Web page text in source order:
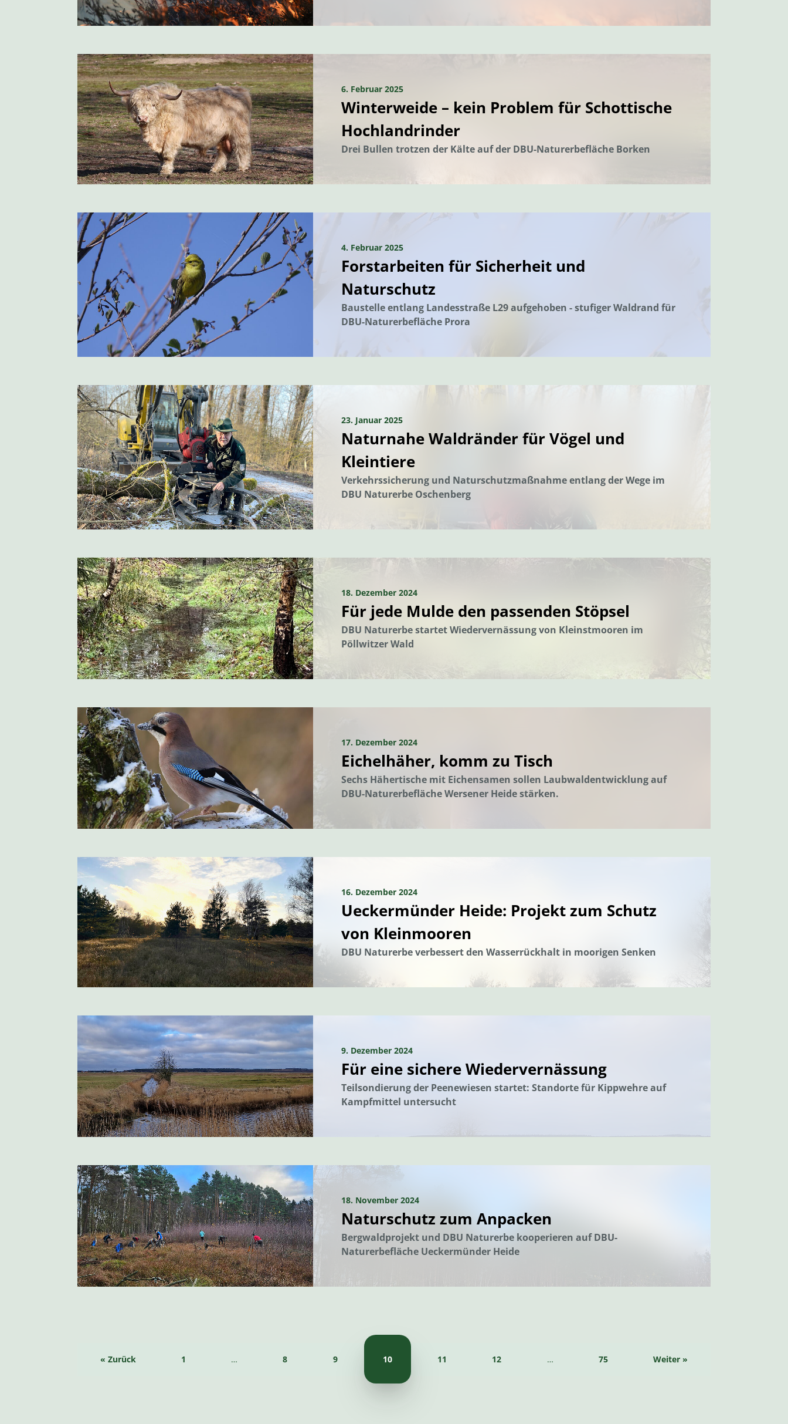
6. Februar 2025
Winterweide – kein Problem für Schottische
Hochlandrinder
Drei Bullen trotzen der Kälte auf der DBU-Naturerbefläche Borken
4. Februar 2025
Forstarbeiten für Sicherheit und
Naturschutz
Baustelle entlang Landesstraße L29 aufgehoben - stufiger Waldrand für
DBU-Naturerbefläche Prora
23. Januar 2025
Naturnahe Waldränder für Vögel und
Kleintiere
Verkehrssicherung und Naturschutzmaßnahme entlang der Wege im
DBU Naturerbe Oschenberg
18. Dezember 2024
Für jede Mulde den passenden Stöpsel
DBU Naturerbe startet Wiedervernässung von Kleinstmooren im
Pöllwitzer Wald
17. Dezember 2024
Eichelhäher, komm zu Tisch
Sechs Hähertische mit Eichensamen sollen Laubwaldentwicklung auf
DBU-Naturerbefläche Wersener Heide stärken.
16. Dezember 2024
Ueckermünder Heide: Projekt zum Schutz
von Kleinmooren
DBU Naturerbe verbessert den Wasserrückhalt in moorigen Senken
9. Dezember 2024
Für eine sichere Wiedervernässung
Teilsondierung der Peenewiesen startet: Standorte für Kippwehre auf
Kampfmittel untersucht
18. November 2024
Naturschutz zum Anpacken
Bergwaldprojekt und DBU Naturerbe kooperieren auf DBU-
Naturerbefläche Ueckermünder Heide
« Zurück 1 … 8 9 10 11 12 … 75 Weiter »